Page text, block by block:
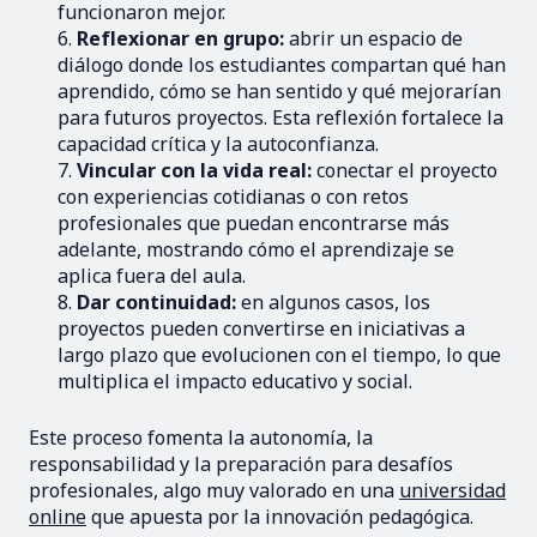
funcionaron mejor.
Reflexionar en grupo:abrir un espacio de
diálogo donde los estudiantes compartan qué han
aprendido, cómo se han sentido y qué mejorarían
para futuros proyectos. Esta reflexión fortalece la
capacidad crítica y la autoconfianza.
Vincular con la vida real:conectar el proyecto
con experiencias cotidianas o con retos
profesionales que puedan encontrarse más
adelante, mostrando cómo el aprendizaje se
aplica fuera del aula.
Dar continuidad:en algunos casos, los
proyectos pueden convertirse en iniciativas a
largo plazo que evolucionen con el tiempo, lo que
multiplica el impacto educativo y social.
Este proceso fomenta la autonomía, la
responsabilidad y la preparación para desafíos
profesionales, algo muy valorado en una universidad
onlineque apuesta por la innovación pedagógica.